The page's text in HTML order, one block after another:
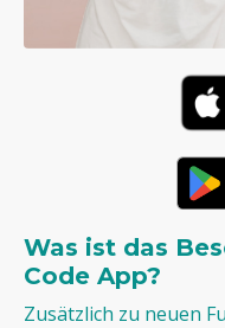
Was ist das
Code App?
Zusätzlich zu neuen